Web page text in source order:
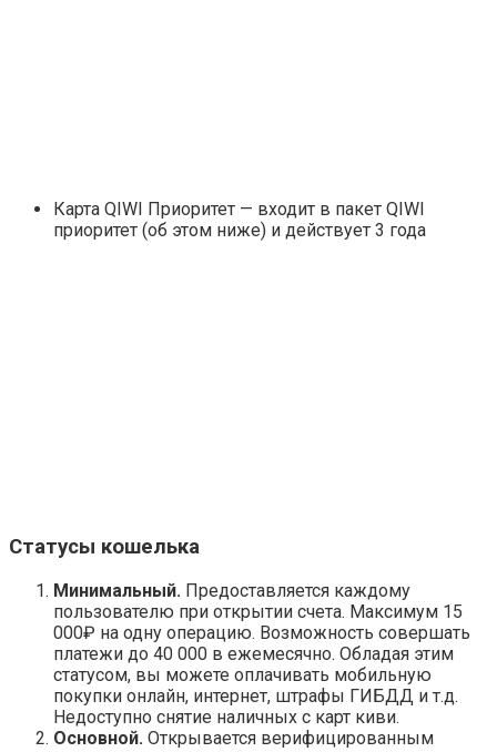
Карта QIWI Приоритет — входит в пакет QIWI
приоритет (об этом ниже) и действует 3 года
Статусы кошелька
Минимальный. Предоставляется каждому
пользователю при открытии счета. Максимум 15
000₽ на одну операцию. Возможность совершать
платежи до 40 000 в ежемесячно. Обладая этим
статусом, вы можете оплачивать мобильную
покупки онлайн, интернет, штрафы ГИБДД и т.д.
Недоступно снятие наличных с карт киви.
Основной. Открывается верифицированным